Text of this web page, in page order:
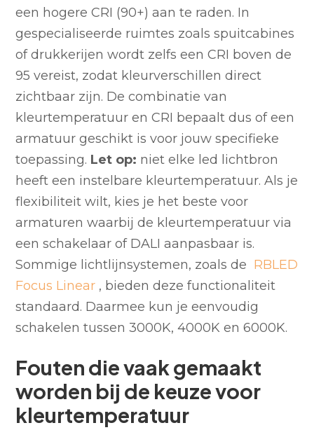
een hogere CRI (90+) aan te raden. In
gespecialiseerde ruimtes zoals spuitcabines
of drukkerijen wordt zelfs een CRI boven de
95 vereist, zodat kleurverschillen direct
zichtbaar zijn. De combinatie van
kleurtemperatuur en CRI bepaalt dus of een
armatuur geschikt is voor jouw specifieke
toepassing. Let op: niet elke led lichtbron
heeft een instelbare kleurtemperatuur. Als je
flexibiliteit wilt, kies je het beste voor
armaturen waarbij de kleurtemperatuur via
een schakelaar of DALI aanpasbaar is.
Sommige lichtlijnsystemen, zoals de RBLED
Focus Linear , bieden deze functionaliteit
standaard. Daarmee kun je eenvoudig
schakelen tussen 3000K, 4000K en 6000K.
Fouten die vaak gemaakt
worden bij de keuze voor
kleurtemperatuur